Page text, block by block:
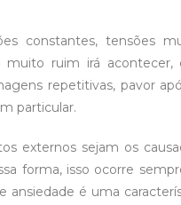
constantes, tensões
ruim irá acontecer,
repetitivas, pavor
particular.
externos sejam os
forma, isso ocorre
é uma